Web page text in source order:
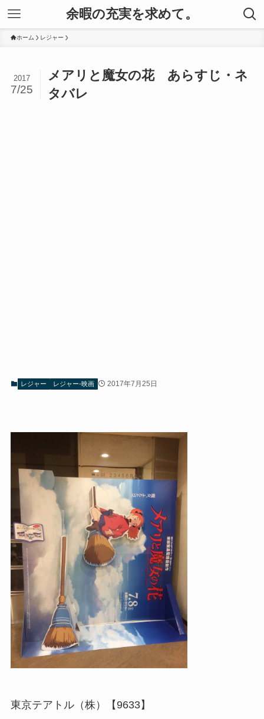
余暇の充実を求めて。
ホーム レジャー
メアリと魔女の花 あらすじ・ネ
タバレ
2017
7/25
レジャー レジャー-映画 2017年7月25日
東京テアトル（株）【9633】